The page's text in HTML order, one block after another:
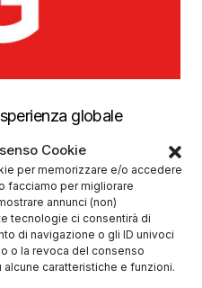
Cookie
per memorizzare e/o accedere
facciamo per migliorare
annunci (non)
tecnologie ci consentirà di
di navigazione o gli ID univoci
o la revoca del consenso
caratteristiche e funzioni.
globale